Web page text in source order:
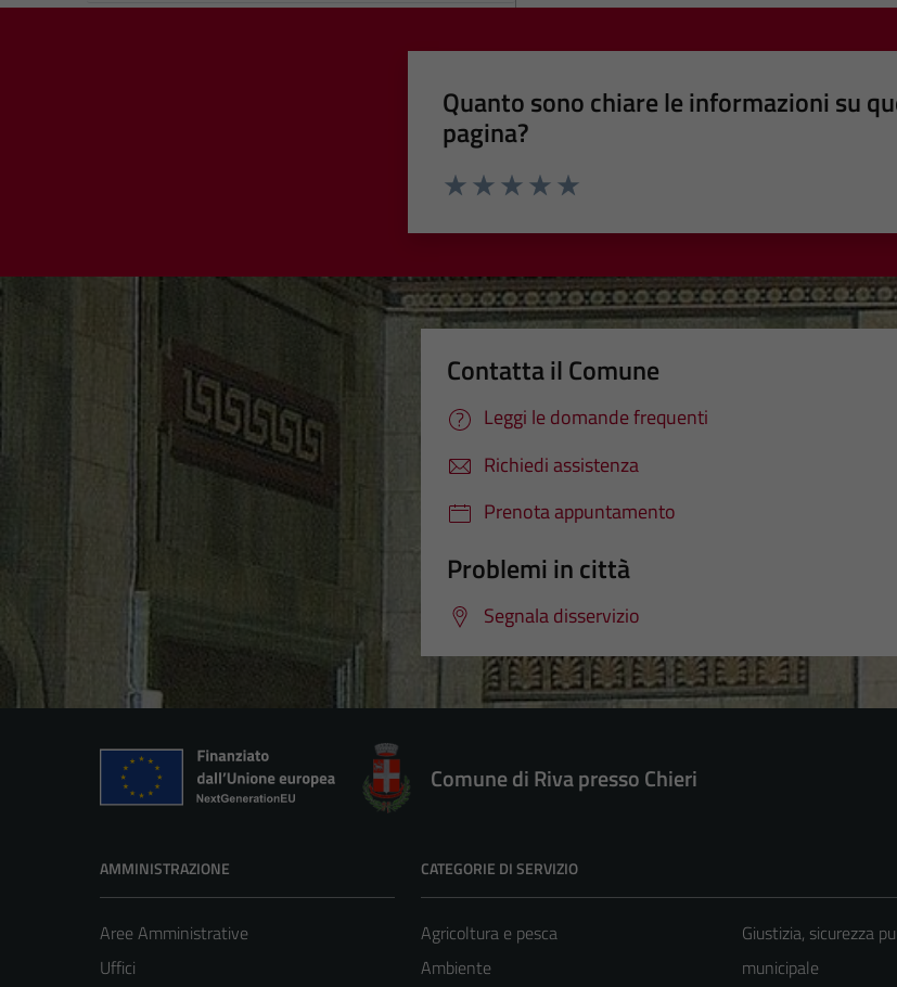
Quanto sono chiare le informazioni su
pagina?
Contatta il Comune
Leggi le domande frequenti
Richiedi assistenza
Prenota appuntamento
Problemi in città
Segnala disservizio
Comune di Riva presso Chieri
AMMINISTRAZIONE
Aree Amministrative
Uffici
CATEGORIE DI SERVIZIO
Agricoltura e pesca
Ambiente
Giustizia, sicurezza
municipale